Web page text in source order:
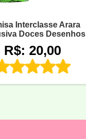
Interclasse Arara
Doces Desenhos
R$: 20,00